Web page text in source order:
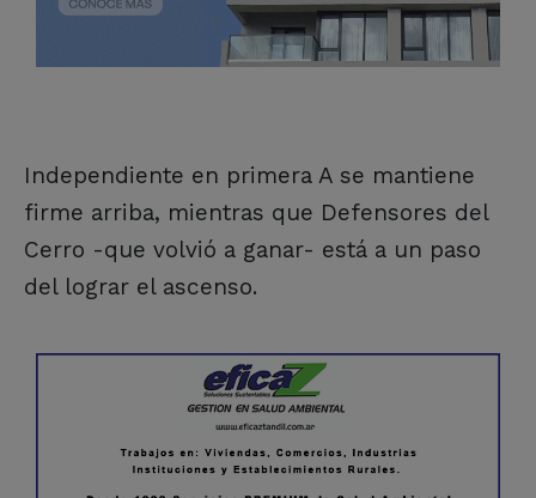
Independiente en primera A se mantiene
firme arriba, mientras que Defensores del
Cerro -que volvió a ganar- está a un paso
del lograr el ascenso.